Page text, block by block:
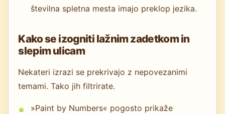
številna spletna mesta imajo preklop jezika.
Kako se izogniti lažnim zadetkom in
slepim ulicam
Nekateri izrazi se prekrivajo z nepovezanimi
temami. Tako jih filtrirate.
»Paint by Numbers« pogosto prikaže